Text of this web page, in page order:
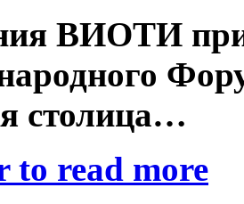
ВИОТИ
столица…
to read more